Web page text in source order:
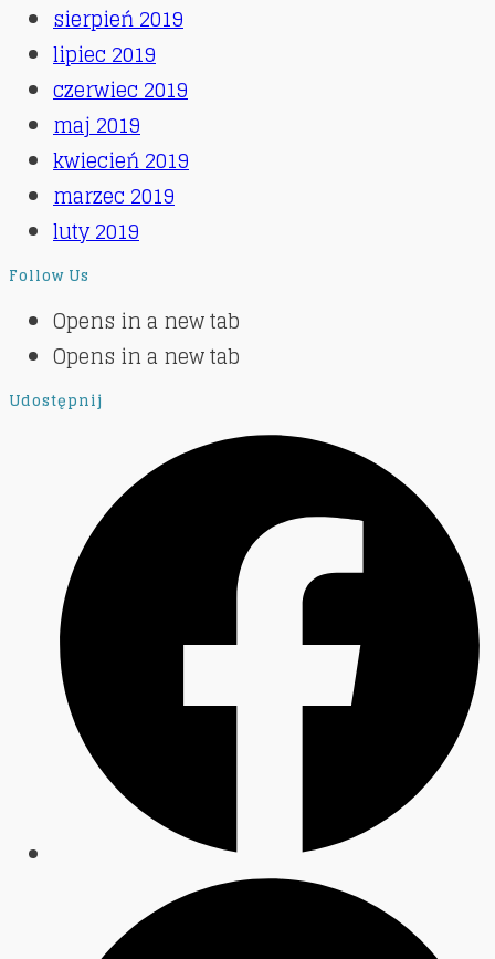
sierpień 2019
lipiec 2019
czerwiec 2019
maj 2019
kwiecień 2019
marzec 2019
luty 2019
Follow Us
Opens in a new tab
Opens in a new tab
Udostępnij